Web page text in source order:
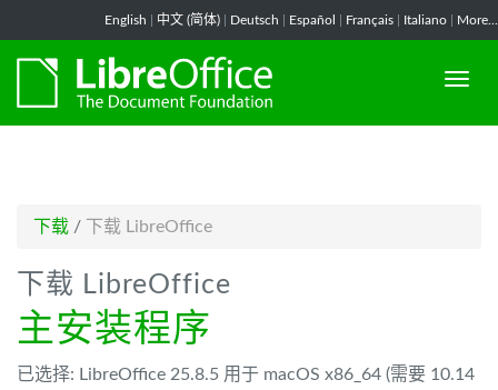
English 中文 (简体) Deutsch Español Français Italiano More...
下载 / 下载 LibreOffice
下载 LibreOffice
主安装程序
已选择: LibreOffice 25.8.5 用于 macOS x86_64 (需要 10.14